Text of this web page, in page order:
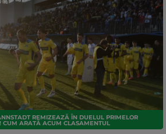
REMIZEAZĂ ÎN DUELUL PRIMELOR
CUM ARATĂ ACUM CLASAMENTUL